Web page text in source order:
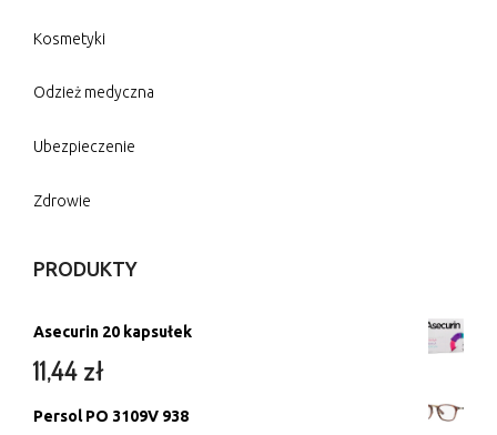
Kosmetyki
Odzież medyczna
Ubezpieczenie
Zdrowie
PRODUKTY
Asecurin 20 kapsułek
11,44zł
Persol PO 3109V 938